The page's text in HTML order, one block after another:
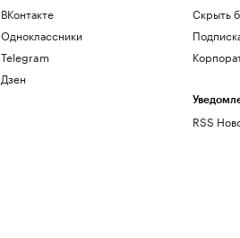
ВКонтакте
Одноклассники
Telegram
Дзен
Скрыть
RSS